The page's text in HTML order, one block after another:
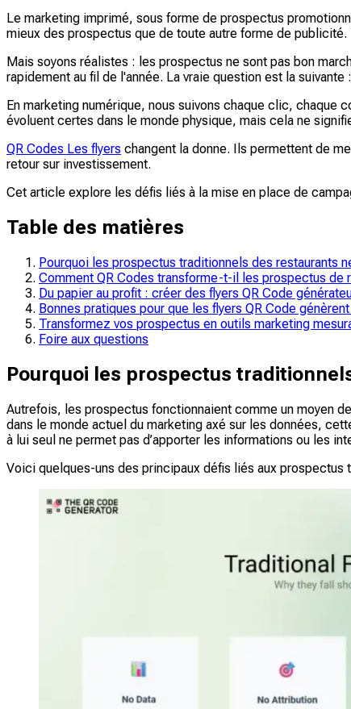
Le marketing imprimé, sous forme de prospectus
mieux des prospectus que de toute autre forme de publicité.
Mais soyons réalistes : les prospectus ne sont pas bon
rapidement au fil de l'année. La vraie question est la
En marketing numérique, nous suivons chaque clic,
évoluent certes dans le monde physique, mais cela ne
QR Codes Les flyers changent la donne. Ils permettent de
retour sur investissement.
Cet article explore les défis liés à la mise en place de
Table des matières
Pourquoi les prospectus traditionnels des restaurants
Comment QR Codes transforme-t-il les prospectus de
Du papier au profit : créer des flyers QR Code
Bonnes pratiques pour que les flyers QR Code
Transformez vos prospectus en outils marketing
Foire aux questions
Pourquoi les prospectus
Autrefois, les prospectus fonctionnaient comme un moyen
dans le monde actuel du marketing axé sur les données,
à lui seul ne permet pas d’apporter les informations ou les
Voici quelques-uns des principaux défis liés aux prospectus